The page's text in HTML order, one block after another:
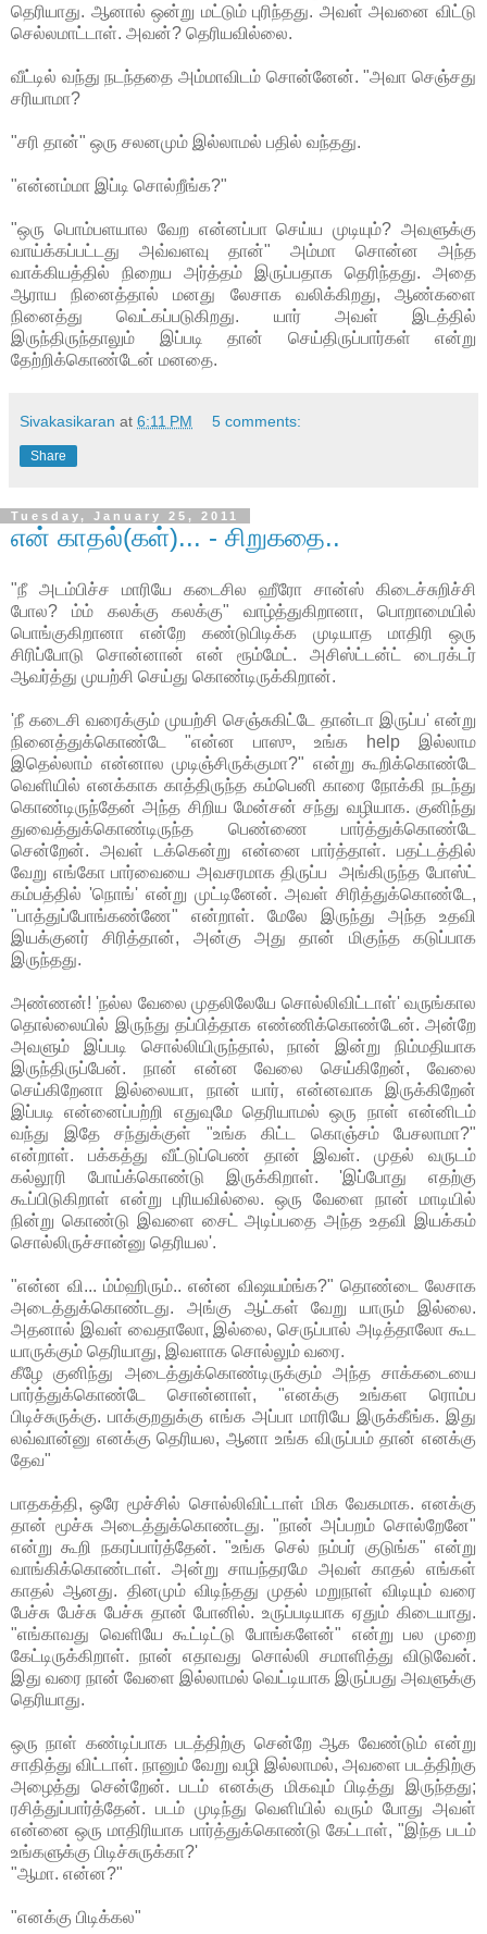
தெரியாது. ஆனால் ஒன்று மட்டும் புரிந்தது. அவள் அவனை விட்டு
செல்லமாட்டாள். அவன்? தெரியவில்லை.
வீட்டில் வந்து நடந்ததை அம்மாவிடம் சொன்னேன். "அவா செஞ்சது
சரியாமா?
"சரி தான்" ஒரு சலனமும் இல்லாமல் பதில் வந்தது.
"என்னம்மா இப்டி சொல்றீங்க?"
"ஒரு பொம்பளயால வேற என்னப்பா செய்ய முடியும்? அவளுக்கு
வாய்க்கப்பட்டது அவ்வளவு தான்" அம்மா சொன்ன அந்த
வாக்கியத்தில் நிறைய அர்த்தம் இருப்பதாக தெரிந்தது. அதை
ஆராய நினைத்தால் மனது லேசாக வலிக்கிறது, ஆண்களை
நினைத்து வெட்கப்படுகிறது. யார் அவள் இடத்தில்
இருந்திருந்தாலும் இப்படி தான் செய்திருப்பார்கள் என்று
தேற்றிக்கொண்டேன் மனதை.
Sivakasikaran at 6:11 PM 5 comments:
Share
Tuesday, January 25, 2011
என் காதல்(கள்)... - சிறுகதை..
"நீ அடம்பிச்ச மாரியே கடைசில ஹீரோ சான்ஸ் கிடைச்சுறிச்சி
போல? ம்ம் கலக்கு கலக்கு" வாழ்த்துகிறானா, பொறாமையில்
பொங்குகிறானா என்றே கண்டுபிடிக்க முடியாத மாதிரி ஒரு
சிரிப்போடு சொன்னான் என் ரூம்மேட். அசிஸ்ட்டன்ட் டைரக்டர்
ஆவர்த்து முயற்சி செய்து கொண்டிருக்கிறான்.
'நீ கடைசி வரைக்கும் முயற்சி செஞ்சுகிட்டே தான்டா இருப்ப' என்று
நினைத்துக்கொண்டே "என்ன பாஸு, உங்க help இல்லாம
இதெல்லாம் என்னால முடிஞ்சிருக்குமா?" என்று கூறிக்கொண்டே
வெளியில் எனக்காக காத்திருந்த கம்பெனி காரை நோக்கி நடந்து
கொண்டிருந்தேன் அந்த சிறிய மேன்சன் சந்து வழியாக. குனிந்து
துவைத்துக்கொண்டிருந்த பெண்ணை பார்த்துக்கொண்டே
சென்றேன். அவள் டக்கென்று என்னை பார்த்தாள். பதட்டத்தில்
வேறு எங்கோ பார்வையை அவசரமாக திருப்ப அங்கிருந்த போஸ்ட்
கம்பத்தில் 'நொங்' என்று முட்டினேன். அவள் சிரித்துக்கொண்டே,
"பாத்துப்போங்கண்ணே" என்றாள். மேலே இருந்து அந்த உதவி
இயக்குனர் சிரித்தான், அன்கு அது தான் மிகுந்த கடுப்பாக
இருந்தது.
அண்ணன்! 'நல்ல வேலை முதலிலேயே சொல்லிவிட்டாள்' வருங்கால
தொல்லையில் இருந்து தப்பித்தாக எண்ணிக்கொண்டேன். அன்றே
அவளும் இப்படி சொல்லியிருந்தால், நான் இன்று நிம்மதியாக
இருந்திருப்பேன். நான் என்ன வேலை செய்கிறேன், வேலை
செய்கிறேனா இல்லையா, நான் யார், என்னவாக இருக்கிறேன்
இப்படி என்னைப்பற்றி எதுவுமே தெரியாமல் ஒரு நாள் என்னிடம்
வந்து இதே சந்துக்குள் "உங்க கிட்ட கொஞ்சம் பேசலாமா?"
என்றாள். பக்கத்து வீட்டுப்பெண் தான் இவள். முதல் வருடம்
கல்லூரி போய்க்கொண்டு இருக்கிறாள். 'இப்போது எதற்கு
கூப்பிடுகிறாள் என்று புரியவில்லை. ஒரு வேளை நான் மாடியில்
நின்று கொண்டு இவளை சைட் அடிப்பதை அந்த உதவி இயக்கம்
சொல்லிருச்சான்னு தெரியல'.
"என்ன வி... ம்ம்ஹிரும்.. என்ன விஷயம்ங்க?" தொண்டை லேசாக
அடைத்துக்கொண்டது. அங்கு ஆட்கள் வேறு யாரும் இல்லை.
அதனால் இவள் வைதாலோ, இல்லை, செருப்பால் அடித்தாலோ கூட
யாருக்கும் தெரியாது, இவளாக சொல்லும் வரை.
கீழே குனிந்து அடைத்துக்கொண்டிருக்கும் அந்த சாக்கடையை
பார்த்துக்கொண்டே சொன்னாள், "எனக்கு உங்கள ரொம்ப
பிடிச்சுருக்கு. பாக்குறதுக்கு எங்க அப்பா மாரியே இருக்கீங்க. இது
லவ்வான்னு எனக்கு தெரியல, ஆனா உங்க விருப்பம் தான் எனக்கு
தேவ"
பாதகத்தி, ஒரே மூச்சில் சொல்லிவிட்டாள் மிக வேகமாக. எனக்கு
தான் மூச்சு அடைத்துக்கொண்டது. "நான் அப்பறம் சொல்றேனே"
என்று கூறி நகரப்பார்த்தேன். "உங்க செல் நம்பர் குடுங்க" என்று
வாங்கிக்கொண்டாள். அன்று சாயந்தரமே அவள் காதல் எங்கள்
காதல் ஆனது. தினமும் விடிந்தது முதல் மறுநாள் விடியும் வரை
பேச்சு பேச்சு பேச்சு தான் போனில். உருப்படியாக ஏதும் கிடையாது.
"எங்காவது வெளியே கூட்டிட்டு போங்களேன்" என்று பல முறை
கேட்டிருக்கிறாள். நான் எதாவது சொல்லி சமாளித்து விடுவேன்.
இது வரை நான் வேளை இல்லாமல் வெட்டியாக இருப்பது அவளுக்கு
தெரியாது.
ஒரு நாள் கண்டிப்பாக படத்திற்கு சென்றே ஆக வேண்டும் என்று
சாதித்து விட்டாள். நானும் வேறு வழி இல்லாமல், அவளை படத்திற்கு
அழைத்து சென்றேன். படம் எனக்கு மிகவும் பிடித்து இருந்தது;
ரசித்துப்பார்த்தேன். படம் முடிந்து வெளியில் வரும் போது அவள்
என்னை ஒரு மாதிரியாக பார்த்துக்கொண்டு கேட்டாள், "இந்த படம்
உங்களுக்கு பிடிச்சுருக்கா?'
"ஆமா. என்ன?"
"எனக்கு பிடிக்கல"